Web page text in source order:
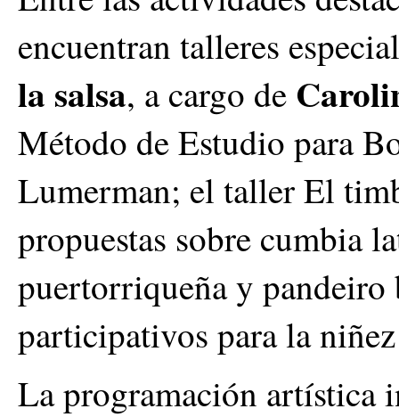
encuentran talleres
la salsa, a cargo de
Método de Estudio para
Lumerman; el taller El
propuestas sobre cumbia
puertorriqueña y pandeiro
participativos para la
La programación artística